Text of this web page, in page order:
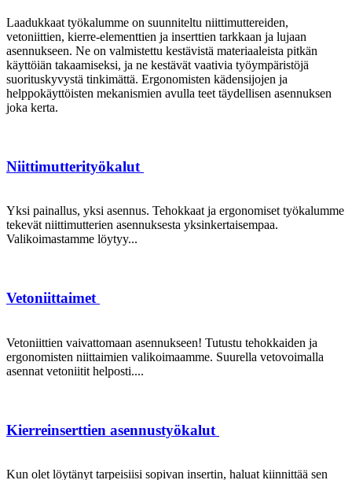
Laadukkaat työkalumme on suunniteltu niittimuttereiden,
vetoniittien, kierre-elementtien ja inserttien tarkkaan ja lujaan
asennukseen. Ne on valmistettu kestävistä materiaaleista pitkän
käyttöiän takaamiseksi, ja ne kestävät vaativia työympäristöjä
suorituskyvystä tinkimättä. Ergonomisten kädensijojen ja
helppokäyttöisten mekanismien avulla teet täydellisen asennuksen
joka kerta.
Niittimutterityökalut
Yksi painallus, yksi asennus. Tehokkaat ja ergonomiset työkalumme
tekevät niittimutterien asennuksesta yksinkertaisempaa.
Valikoimastamme löytyy...
Vetoniittaimet
Vetoniittien vaivattomaan asennukseen! Tutustu tehokkaiden ja
ergonomisten niittaimien valikoimaamme. Suurella vetovoimalla
asennat vetoniitit helposti....
Kierreinserttien asennustyökalut
Kun olet löytänyt tarpeisiisi sopivan insertin, haluat kiinnittää sen